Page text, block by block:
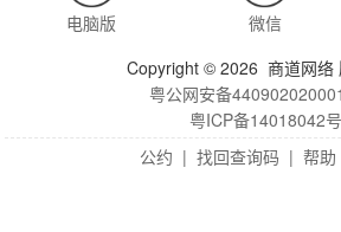
电脑版 微信
Copyright © 2026 商道网络
粤公网安备
粤ICP备14018042号
公约 | 找回查询码 | 帮助